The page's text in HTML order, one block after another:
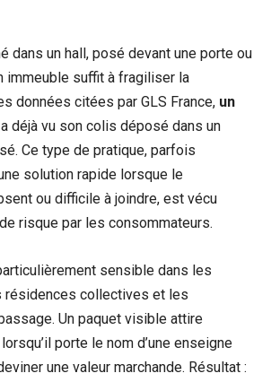
dans un hall, posé devant une porte ou
immeuble suffit à fragiliser la
données citées par GLS France, un
a déjà vu son colis déposé dans un
Ce type de pratique, parfois
solution rapide lorsque le
ou difficile à joindre, est vécu
risque par les consommateurs.
sensible dans les
résidences collectives et les
Un paquet visible attire
porte le nom d’une enseigne
une valeur marchande. Résultat :